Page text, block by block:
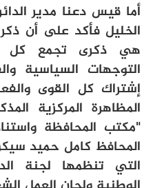
أما قيس دعنا مدير
الخليل فأكد على أن
هي ذكرى تجمع كل
التوجهات السياسية
إشتراك كل القوى
المظاهرة المركزية
"مكتب المحافظة
المحافظ كامل حميد
التي تنظمها لجنة